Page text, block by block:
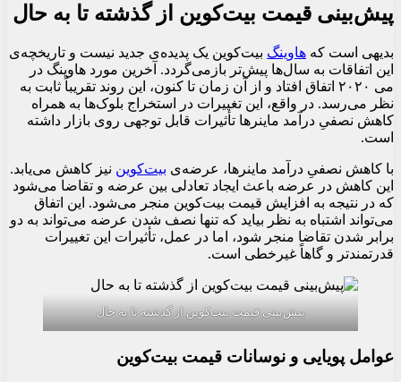
پیش‌بینی قیمت بیت‌کوین از گذشته تا به حال
بدیهی است که هاوینگ بیت‌کوین یک پدیده‌ی جدید نیست و تاریخچه‌ی
این اتفاقات به سال‌ها پیش‌تر بازمی‌گردد. آخرین مورد هاوینگ در
می ۲۰۲۰ اتفاق افتاد و از آن زمان تا کنون، این روند تقریباً ثابت به
نظر می‌رسد. در واقع، این تغییرات در استخراج بلوک‌ها به همراه
کاهش نصفیِ درآمد ماینرها تأثیرات قابل توجهی روی بازار داشته
است.
با کاهش نصفیِ درآمد ماینرها، عرضه‌ی بیت‌کوین نیز کاهش می‌یابد.
این کاهش در عرضه باعث ایجاد تعادلی بین عرضه و تقاضا می‌شود
که در نتیجه به افزایش قیمت بیت‌کوین منجر می‌شود. این اتفاق
می‌تواند اشتباه به نظر بیاید که تنها نصف شدن عرضه می‌تواند به دو
برابر شدن تقاضا منجر شود، اما در عمل، تأثیرات این تغییرات
قدرتمندتر و گاهاً غیرخطی است.
پیش‌بینی قیمت بیت‌کوین از گذشته تا به حال
عوامل پویایی و نوسانات قیمت بیت‌کوین